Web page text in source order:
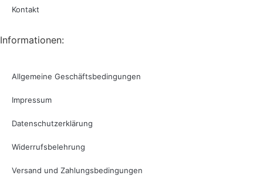
Kontakt
Informationen:
Allgemeine Geschäftsbedingungen
Impressum
Datenschutzerklärung
Widerrufsbelehrung
Versand und Zahlungsbedingungen